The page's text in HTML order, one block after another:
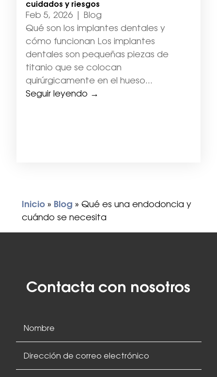
cuidados y riesgos
Feb 5, 2026| Blog
Qué son los implantes dentales y
cómo funcionan Los implantes
dentales son pequeñas piezas de
titanio que se colocan
quirúrgicamente en el hueso...
Seguir leyendo →
Inicio» Blog » Qué es una endodoncia y
cuándo se necesita
Contacta con nosotros